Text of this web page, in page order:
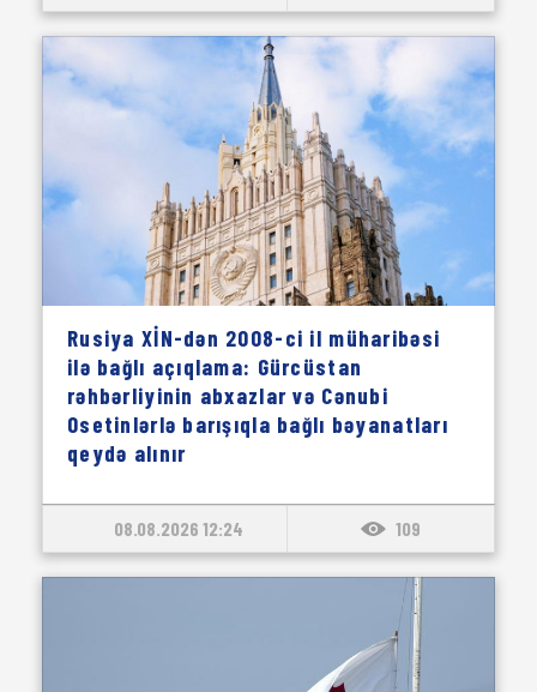
Rusiya XİN-dən 2008-ci il müharibəsi
ilə bağlı açıqlama: Gürcüstan
rəhbərliyinin abxazlar və Cənubi
Osetinlərlə barışıqla bağlı bəyanatları
qeydə alınır
08.08.2026 12:24 109